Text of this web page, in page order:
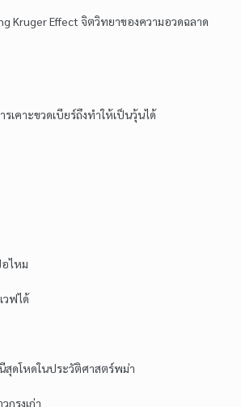
Kruger Effect จิตวิทยาของความอวดฉลาด
รเคาะขวดเบียร์ถึงทำให้เป็นวุ้นได้
ไหม
วฟได้
สุดโหดในประวัติศาสตร์พม่า
กรุงเก่า